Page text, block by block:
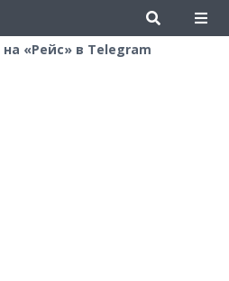
на «Рейс» в Telegram